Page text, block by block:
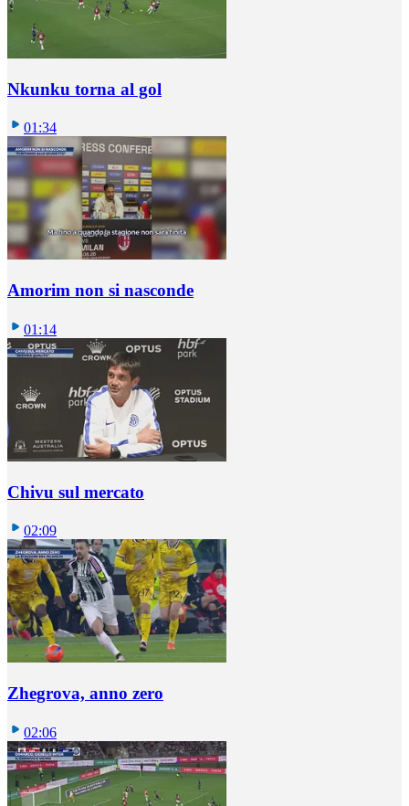
Nkunku torna al gol
01:34
Amorim non si nasconde
01:14
Chivu sul mercato
02:09
Zhegrova, anno zero
02:06